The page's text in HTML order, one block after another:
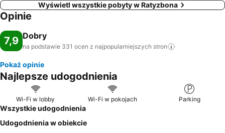
Wyświetl wszystkie pobyty w Ratyzbona
Opinie
7,9 Dobry
na podstawie 331 ocen z najpopularniejszych stron
Pokaż opinie
Najlepsze udogodnienia
Wi-Fi w lobby Wi-Fi w pokojach Parking
Wszystkie udogodnienia
Udogodnienia w obiekcie